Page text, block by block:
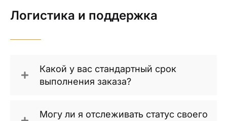
Логистика и поддержка
Какой у вас стандартный срок
выполнения заказа?
Могу ли я отслеживать статус своего